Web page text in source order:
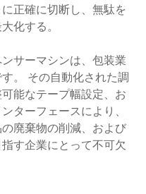
正確に切断し、無駄を
化する。
サーマシンは、包装業
。 その自動化された調
能なテープ幅設定、お
ターフェースにより、
廃棄物の削減、および
す企業にとって不可欠